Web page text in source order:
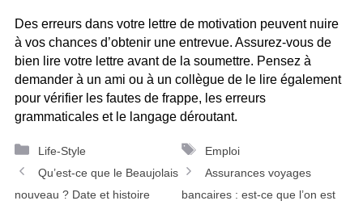
Des erreurs dans votre lettre de motivation peuvent nuire
à vos chances d’obtenir une entrevue. Assurez-vous de
bien lire votre lettre avant de la soumettre. Pensez à
demander à un ami ou à un collègue de le lire également
pour vérifier les fautes de frappe, les erreurs
grammaticales et le langage déroutant.
Catégories
Life-Style Étiquettes
Emploi
Navigation
des
Qu’est-ce que le Beaujolais
nouveau ? Date et histoire
Assurances voyages
bancaires : est-ce que l’on est